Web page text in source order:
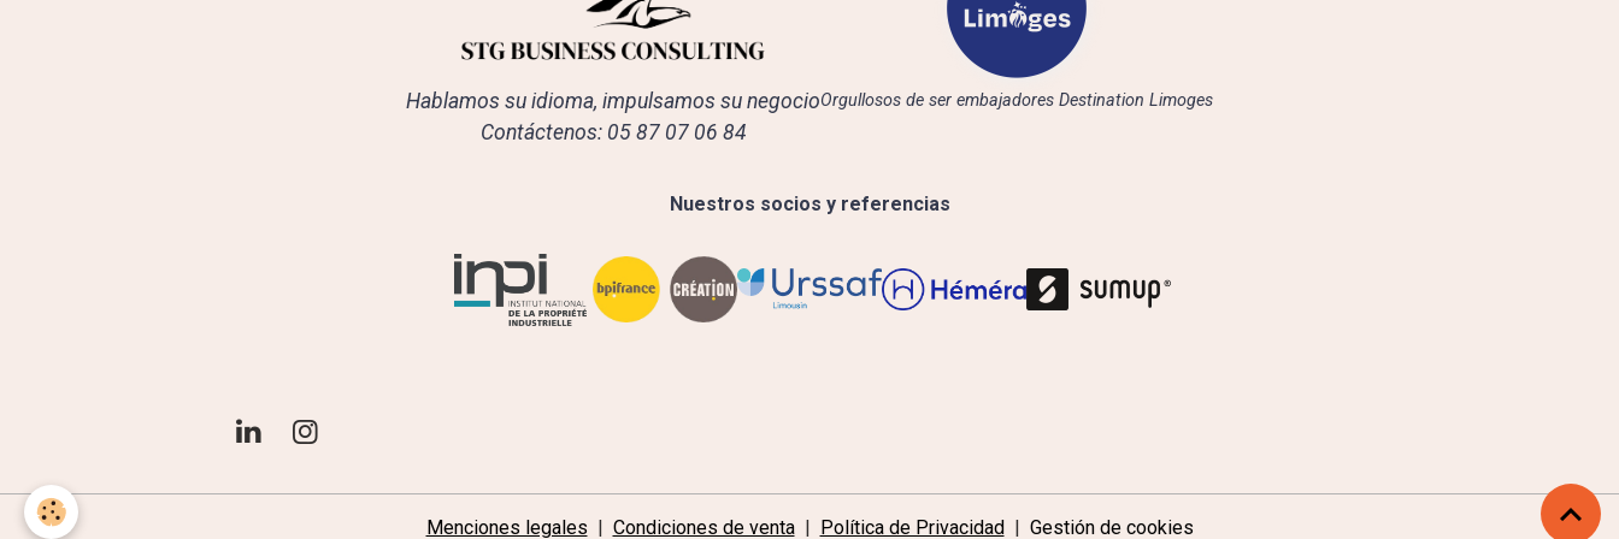
Hablamos su idioma, impulsamos su negocio
Contáctenos: 05 87 07 06 84
Orgullosos de ser embajadores Destination Limoges
Nuestros socios y referencias
Menciones legales Condiciones de venta Política de Privacidad Gestión de cookies